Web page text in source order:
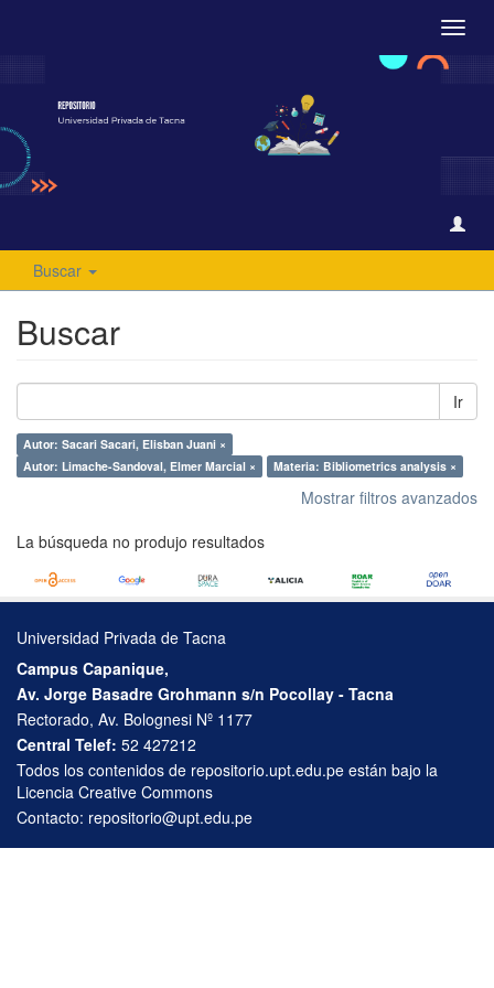
Buscar
Buscar
Ir
Autor: Sacari Sacari, Elisban Juani ×
Autor: Limache-Sandoval, Elmer Marcial ×
Materia: Bibliometrics analysis ×
Mostrar filtros avanzados
La búsqueda no produjo resultados
Universidad Privada de Tacna
Campus Capanique,
Av. Jorge Basadre Grohmann s/n Pocollay - Tacna
Rectorado, Av. Bolognesi Nº 1177
Central Telef: 52 427212
Todos los contenidos de repositorio.upt.edu.pe están bajo la
Licencia Creative Commons
Contacto: repositorio@upt.edu.pe